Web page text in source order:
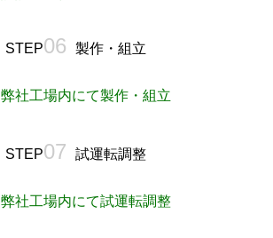
STEP06 製作・組立
弊社工場内にて製作・組立
STEP07 試運転調整
弊社工場内にて試運転調整